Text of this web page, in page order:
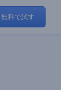
無料で試す